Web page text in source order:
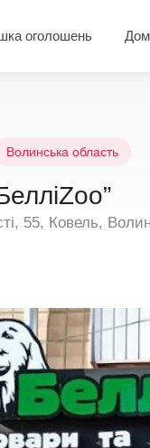
оголошень
Волинська область
55, Ковель,